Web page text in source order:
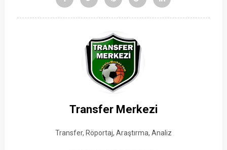
Transfer Merkezi
Transfer, Röportaj, Araştırma, Analiz